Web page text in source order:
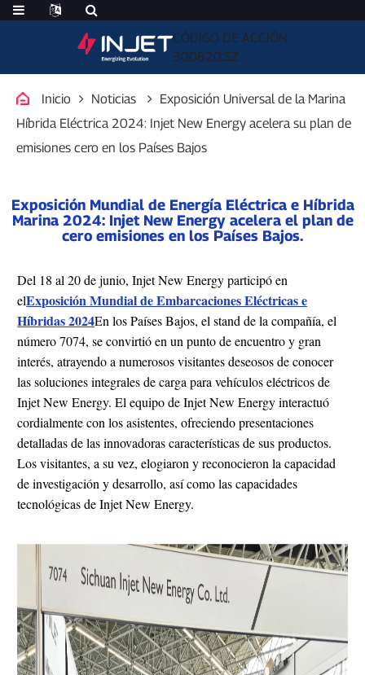
CÓDIGO DE ACCIÓN
300820.SZ
Inicio Noticias
Exposición Universal de la Marina
Híbrida Eléctrica 2024: Injet New Energy acelera su plan de
emisiones cero en los Países Bajos
Exposición Mundial de Energía Eléctrica e Híbrida
Marina 2024: Injet New Energy acelera el plan de
cero emisiones en los Países Bajos.
Del 18 al 20 de junio, Injet New Energy participó en
elExposición Mundial de Embarcaciones Eléctricas e
Híbridas 2024En los Países Bajos, el stand de la compañía, el
número 7074, se convirtió en un punto de encuentro y gran
interés, atrayendo a numerosos visitantes deseosos de conocer
las soluciones integrales de carga para vehículos eléctricos de
Injet New Energy. El equipo de Injet New Energy interactuó
cordialmente con los asistentes, ofreciendo presentaciones
detalladas de las innovadoras características de sus productos.
Los visitantes, a su vez, elogiaron y reconocieron la capacidad
de investigación y desarrollo, así como las capacidades
tecnológicas de Injet New Energy.